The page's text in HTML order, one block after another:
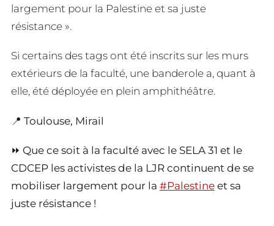
largement pour la Palestine et sa juste
résistance ».
Si certains des tags ont été inscrits sur les murs
extérieurs de la faculté, une banderole a, quant à
elle, été déployée en plein amphithéâtre.
📍 Toulouse, Mirail
⏩️ Que ce soit à la faculté avec le SELA 31 et le
CDCEP les activistes de la LJR continuent de se
mobiliser largement pour la #Palestine et sa
juste résistance !